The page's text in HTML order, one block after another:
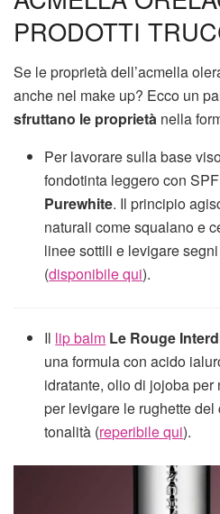
PRODOTTI
Se le proprietà dell’acmella
anche nel make up? Ecco un
sfruttano le proprietà nella
Per lavorare sulla base
fondotinta leggero con
Purewhite. Il principio
naturali come squalano e
linee sottili e levigare
(disponibile qui).
Il lip balm Le Rouge
una formula con acido
idratante, olio di jojoba
per levigare le rughette
tonalità (reperibile qui).